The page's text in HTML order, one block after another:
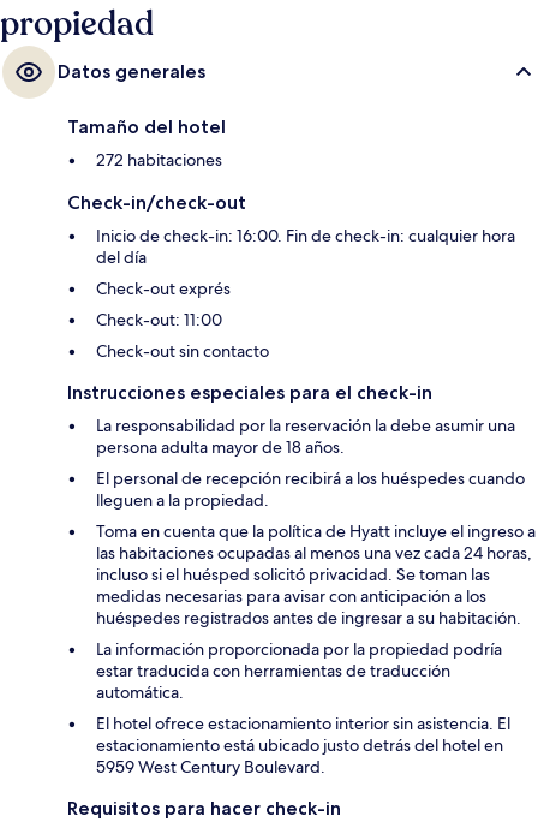
propiedad
Datos generales
Tamaño del hotel
272 habitaciones
Check-in/check-out
Inicio de check-in: 16:00. Fin de check-in: cualquier hora
del día
Check-out exprés
Check-out: 11:00
Check-out sin contacto
Instrucciones especiales para el check-in
La responsabilidad por la reservación la debe asumir una
persona adulta mayor de 18 años.
El personal de recepción recibirá a los huéspedes cuando
lleguen a la propiedad.
Toma en cuenta que la política de Hyatt incluye el ingreso a
las habitaciones ocupadas al menos una vez cada 24 horas,
incluso si el huésped solicitó privacidad. Se toman las
medidas necesarias para avisar con anticipación a los
huéspedes registrados antes de ingresar a su habitación.
La información proporcionada por la propiedad podría
estar traducida con herramientas de traducción
automática.
El hotel ofrece estacionamiento interior sin asistencia. El
estacionamiento está ubicado justo detrás del hotel en
5959 West Century Boulevard.
Requisitos para hacer check-in